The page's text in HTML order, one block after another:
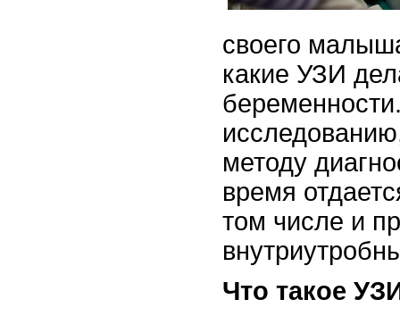
своего
какие УЗИ
методу
время
том числе и
Что такое